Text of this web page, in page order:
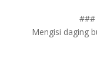
###
Mengisi daging